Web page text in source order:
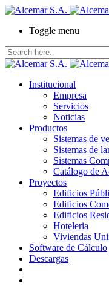
Toggle menu
Institucional
Empresa
Servicios
Noticias
Productos
Sistemas de
Sistemas de
Sistemas
Catálogo de
Proyectos
Edificios
Edificios
Edificios
Hoteleria
Viviendas
Software de Cálculo
Descargas